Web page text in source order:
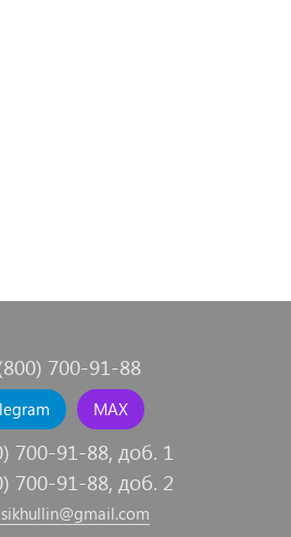
700-91-88
MAX
700-91-88, доб. 1
700-91-88, доб. 2